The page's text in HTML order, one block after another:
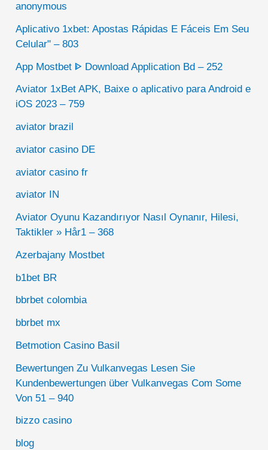
anonymous
Aplicativo 1xbet: Apostas Rápidas E Fáceis Em Seu
Celular" – 803
App Mostbet ᐈ Download Application Bd – 252
Aviator 1xBet APK, Baixe o aplicativo para Android e
iOS 2023 – 759
aviator brazil
aviator casino DE
aviator casino fr
aviator IN
Aviator Oyunu Kazandırıyor Nasıl Oynanır, Hilesi,
Taktikler » Hår1 – 368
Azerbajany Mostbet
b1bet BR
bbrbet colombia
bbrbet mx
Betmotion Casino Basil
Bewertungen Zu Vulkanvegas Lesen Sie
Kundenbewertungen über Vulkanvegas Com Some
Von 51 – 940
bizzo casino
blog